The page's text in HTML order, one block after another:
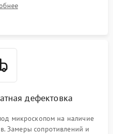
кристаллов чипов.
дефектовка
микроскопом на наличие
Замеры сопротивлений и